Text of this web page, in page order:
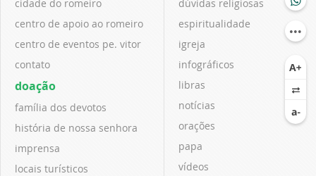
cidade do romeiro
centro de apoio ao romeiro
centro de eventos pe. vitor
contato
doação
família dos devotos
história de nossa senhora
imprensa
locais turísticos
dúvidas religiosas
espiritualidade
igreja
infográficos
libras
notícias
orações
papa
vídeos